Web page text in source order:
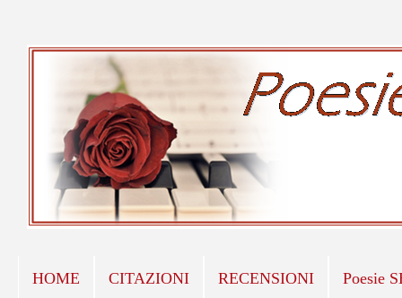
HOME CITAZIONI RECENSIONI Poesie